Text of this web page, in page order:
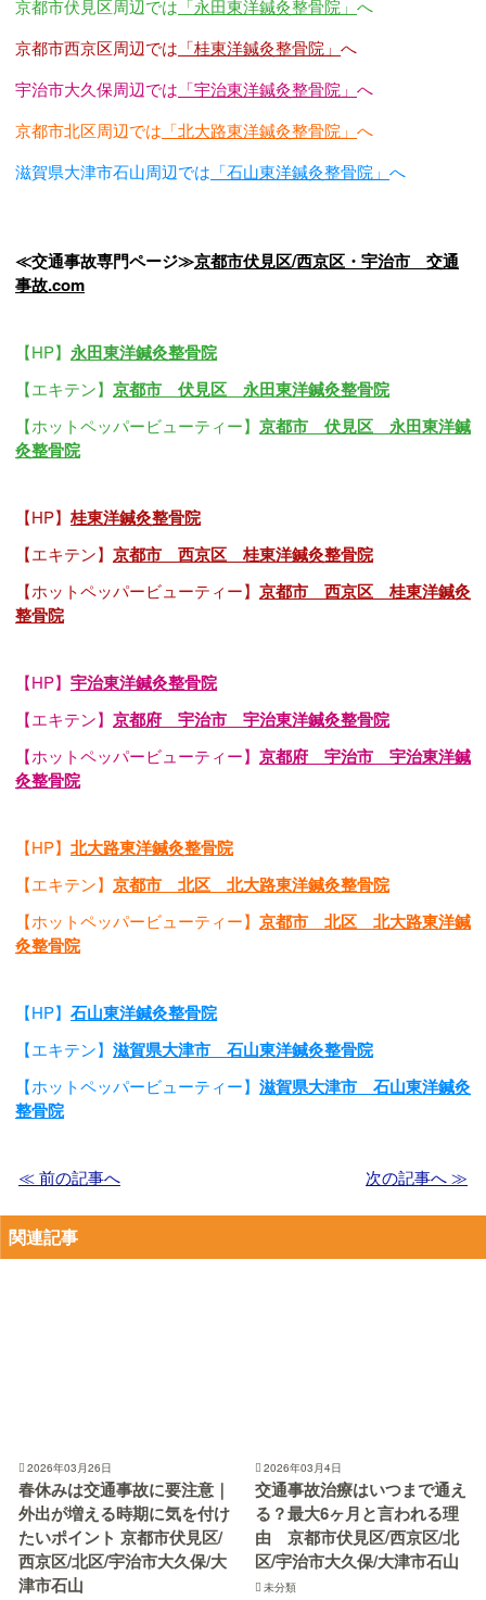
京都市伏見区周辺では 「永田東洋鍼灸整骨院」 へ
京都市西京区周辺では 「桂東洋鍼灸整骨院」 へ
宇治市大久保周辺では 「宇治東洋鍼灸整骨院」 へ
京都市北区周辺では 「北大路東洋鍼灸整骨院」 へ
滋賀県大津市石山周辺では 「石山東洋鍼灸整骨院」 へ
≪交通事故専門ページ≫京都市伏見区/西京区・宇治市 交通
事故.com
【HP】 永田東洋鍼灸整骨院
【エキテン】 京都市 伏見区 永田東洋鍼灸整骨院
【ホットペッパービューティー】 京都市 伏見区 永田東洋鍼
灸整骨院
【HP】 桂東洋鍼灸整骨院
【エキテン】 京都市 西京区 桂東洋鍼灸整骨院
【ホットペッパービューティー】 京都市 西京区 桂東洋鍼灸
整骨院
【HP】 宇治東洋鍼灸整骨院
【エキテン】 京都府 宇治市 宇治東洋鍼灸整骨院
【ホットペッパービューティー】 京都府 宇治市 宇治東洋鍼
灸整骨院
【HP】 北大路東洋鍼灸整骨院
【エキテン】 京都市 北区 北大路東洋鍼灸整骨院
【ホットペッパービューティー】 京都市 北区 北大路東洋鍼
灸整骨院
【HP】 石山東洋鍼灸整骨院
【エキテン】 滋賀県大津市 石山東洋鍼灸整骨院
【ホットペッパービューティー】 滋賀県大津市 石山東洋鍼灸
整骨院
≪ 前の記事へ 次の記事へ ≫
関連記事
2026年03月26日
春休みは交通事故に要注意｜
外出が増える時期に気を付け
たいポイント 京都市伏見区/
西京区/北区/宇治市大久保/大
津市石山
2026年03月4日
交通事故治療はいつまで通え
る？最大6ヶ月と言われる理
由 京都市伏見区/西京区/北
区/宇治市大久保/大津市石山
未分類